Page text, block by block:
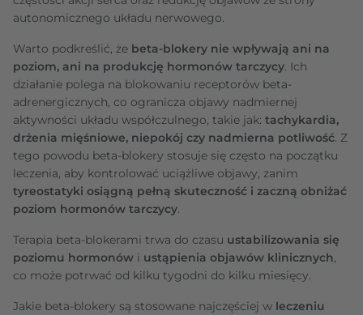
autonomicznego układu nerwowego.
Warto podkreślić, że beta-blokery nie wpływają ani na
poziom, ani na produkcję hormonów tarczycy. Ich
działanie polega na blokowaniu receptorów beta-
adrenergicznych, co ogranicza objawy nadmiernej
aktywności układu współczulnego, takie jak: tachykardia,
drżenia mięśniowe, niepokój czy nadmierna potliwość. Z
tego powodu beta-blokery stosuje się często na początku
leczenia, aby kontrolować uciążliwe objawy, zanim
tyreostatyki osiągną pełną skuteczność i zaczną obniżać
poziom hormonów tarczycy.
Terapia beta-blokerami trwa do czasu ustabilizowania się
poziomu hormonów i ustąpienia objawów klinicznych,
co może potrwać od kilku tygodni do kilku miesięcy.
Jakie beta-blokery są stosowane najczęściej w leczeniu